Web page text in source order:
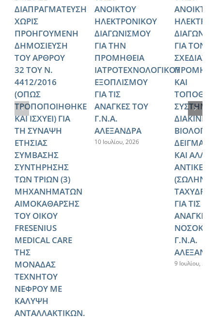
ΔΙΑΠΡΑΓΜΑΤΕΥΣΗ
ΧΩΡΙΣ
ΠΡΟΗΓΟΥΜΕΝΗ
ΔΗΜΟΣΙΕΥΣΗ
ΤΟΥ ΑΡΘΡΟΥ
32 ΤΟΥ Ν.
4412/2016
(ΟΠΩΣ
ΤΡΟΠΟΠΟΙΗΘΗΚΕ
ΚΑΙ ΙΣΧΥΕΙ) ΓΙΑ
ΤΗ ΣΥΝΑΨΗ
ΕΤΗΣΙΑΣ
ΣΥΜΒΑΣΗΣ
ΣΥΝΤΗΡΗΣΗΣ
ΤΩΝ ΤΡΙΩΝ (3)
ΜΗΧΑΝΗΜΑΤΩΝ
ΑΙΜΟΚΑΘΑΡΣΗΣ
ΤΟΥ ΟΙΚΟΥ
FRESENIUS
MEDICAL CARE
ΤΗΣ
ΜΟΝΑΔΑΣ
ΤΕΧΝΗΤΟΥ
ΝΕΦΡΟΥ ΜΕ
ΚΑΛΥΨΗ
ΑΝΤΑΛΛΑΚΤΙΚΩΝ.
ΑΝΟΙΚΤΟΥ
ΗΛΕΚΤΡΟΝΙΚΟΥ
ΔΙΑΓΩΝΙΣΜΟΥ
ΓΙΑ ΤΗΝ
ΠΡΟΜΗΘΕΙΑ
ΙΑΤΡΟΤΕΧΝΟΛΟΓΙΚΟΥ
ΕΞΟΠΛΙΣΜΟΥ
ΓΙΑ ΤΙΣ
ΑΝΑΓΚΕΣ ΤΟΥ
Γ.Ν.Α.
ΑΛΕΞΑΝΔΡΑ
10 Ιουλίου, 2026
ΑΝΟΙΚΤΟΥ
ΓΙΑ ΤΟΝ
ΚΑΙ
ΚΑΙ
ΓΙΑ ΤΙΣ
ΑΝΑΓΚΕΣ
Γ.Ν.Α.
9 Ιουλίου, 2026